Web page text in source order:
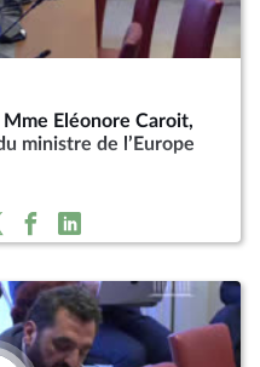
Eléonore Caroit,
ministre de l’Europe